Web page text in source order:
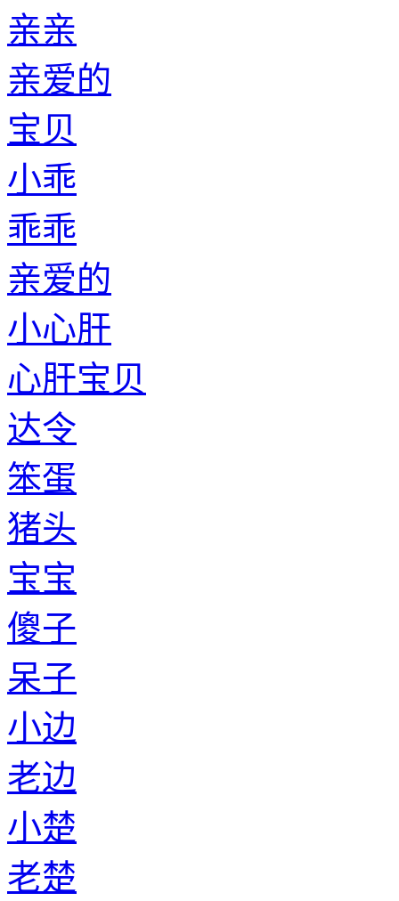
亲亲
亲爱的
宝贝
小乖
乖乖
亲爱的
小心肝
心肝宝贝
达令
笨蛋
猪头
宝宝
傻子
呆子
小边
老边
小楚
老楚